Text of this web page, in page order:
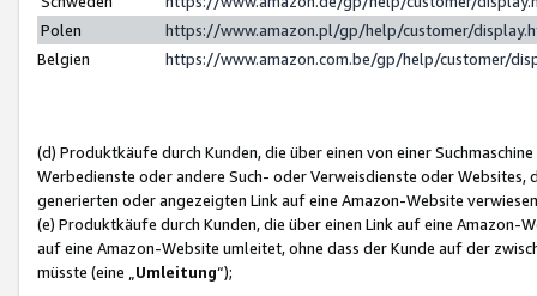
Polen
https://www.amazon.pl/gp/help/customer/
Belgien
https://www.amazon.com.be/gp/help/customer/
(d) Produktkäufe durch Kunden, die über einen von einer
Werbedienste oder andere Such- oder Verweisdienste oder Websites,
generierten oder angezeigten Link auf eine Amazon-Website
(e) Produktkäufe durch Kunden, die über einen Link auf eine
auf eine Amazon-Website umleitet, ohne dass der Kunde auf der
müsste (eine „ Umleitung“);